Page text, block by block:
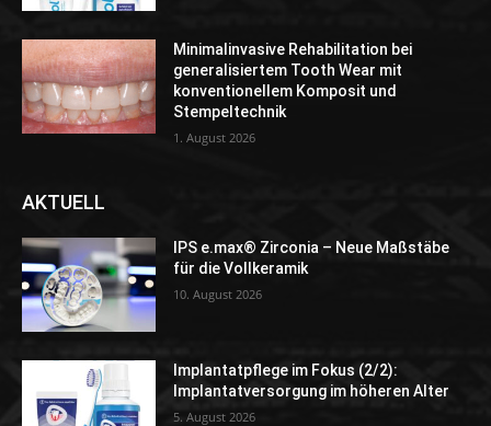
Minimalinvasive Rehabilitation bei
generalisiertem Tooth Wear mit
konventionellem Komposit und
Stempeltechnik
1. August 2026
AKTUELL
IPS e.max® Zirconia – Neue Maßstäbe
für die Vollkeramik
10. August 2026
Implantatpflege im Fokus (2/2):
Implantatversorgung im höheren Alter
5. August 2026